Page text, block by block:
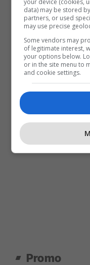
Promo
your device (cookies,
data) may be stored
partners, or used
may use precise
Some vendors may
of legitimate interest,
your options below.
or in the site menu to
and cookie settings.